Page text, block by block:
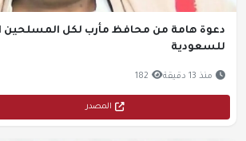
دعوة هامة من محافظ مأرب لكل المسلحين
للسعودية
منذ 13 دقيقة 182
المصدر